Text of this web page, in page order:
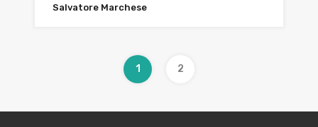
Salvatore Marchese
1 2